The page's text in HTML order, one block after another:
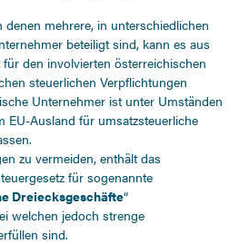
denen mehrere, in unterschiedlichen
beteiligt sind, kann es aus
den involvierten österreichischen
steuerlichen Verpflichtungen
Unternehmer ist unter Umständen
EU-Ausland für umsatzsteuerliche
zu vermeiden, enthält das
für sogenannte
Dreiecksgeschäfte“
welchen jedoch strenge
sind.